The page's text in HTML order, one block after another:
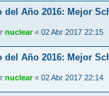
del Año 2016: Mejor
nuclear« 02 Abr 2017 22:15
del Año 2016: Mejor
nuclear« 02 Abr 2017 22:14